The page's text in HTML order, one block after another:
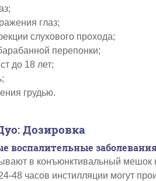
глаз;
слухового прохода;
перепонки;
до 18 лет;
грудью.
Дозировка
воспалительные
в конъюнктивальный
48 часов инстилляции могут